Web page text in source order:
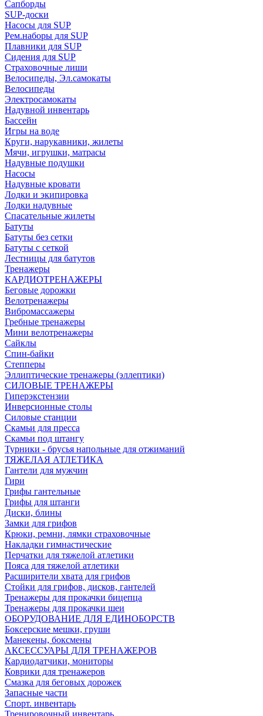
Сапборды
SUP-доски
Насосы для SUP
Рем.наборы для SUP
Плавники для SUP
Сидения для SUP
Страховочные лиши
Велосипеды, Эл.самокаты
Велосипеды
Электросамокаты
Надувной инвентарь
Бассейн
Игры на воде
Круги, нарукавники, жилеты
Мячи, игрушки, матрасы
Надувные подушки
Насосы
Надувные кровати
Лодки и экипировка
Лодки надувные
Спасательные жилеты
Батуты
Батуты без сетки
Батуты с сеткой
Лестницы для батутов
Тренажеры
КАРДИОТРЕНАЖЕРЫ
Беговые дорожки
Велотренажеры
Вибромассажеры
Гребные тренажеры
Мини велотренажеры
Сайклы
Спин-байки
Степперы
Эллиптические тренажеры (эллептики)
СИЛОВЫЕ ТРЕНАЖЕРЫ
Гиперэкстензии
Инверсионные столы
Силовые станции
Скамьи для пресса
Скамьи под штангу
Турники - брусья напольные для отжиманий
ТЯЖЕЛАЯ АТЛЕТИКА
Гантели для мужчин
Гири
Грифы гантельные
Грифы для штанги
Диски, блины
Замки для грифов
Крюки, ремни, лямки страховочные
Накладки гимнастические
Перчатки для тяжелой атлетики
Пояса для тяжелой атлетики
Расширители хвата для грифов
Стойки для грифов, дисков, гантелей
Тренажеры для прокачки бицепца
Тренажеры для прокачки шеи
ОБОРУДОВАНИЕ ДЛЯ ЕДИНОБОРСТВ
Боксерские мешки, груши
Манекены, боксмены
АКСЕССУАРЫ ДЛЯ ТРЕНАЖЕРОВ
Кардиодатчики, мониторы
Коврики для тренажеров
Смазка для беговых дорожек
Запасные части
Спорт. инвентарь
Тренировочный инвентарь